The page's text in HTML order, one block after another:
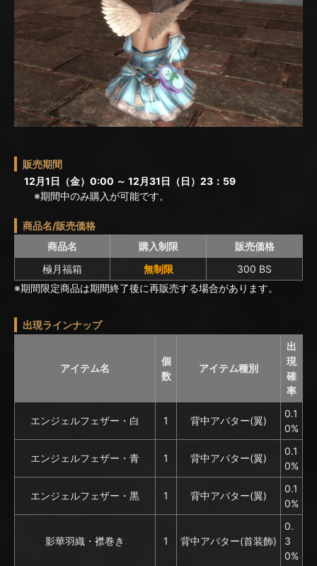
販売期間
12月1日（金）0:00 ～ 12月31日（日）23：59
※期間中のみ購入が可能です。
商品名/販売価格
商品名
購入制限
販売価格
極月福箱
無制限
300 BS
※期間限定商品は期間終了後に再販売する場合があります。
出現ラインナップ
アイテム名
個
数
アイテム種別
出
現
確
率
エンジェルフェザー・白 1 背中アバター(翼)
0.1
0%
エンジェルフェザー・青 1 背中アバター(翼)
0.1
0%
エンジェルフェザー・黒 1 背中アバター(翼)
0.1
0%
影華羽織・襟巻き 1 背中アバター(首装飾)
0.
3
0%